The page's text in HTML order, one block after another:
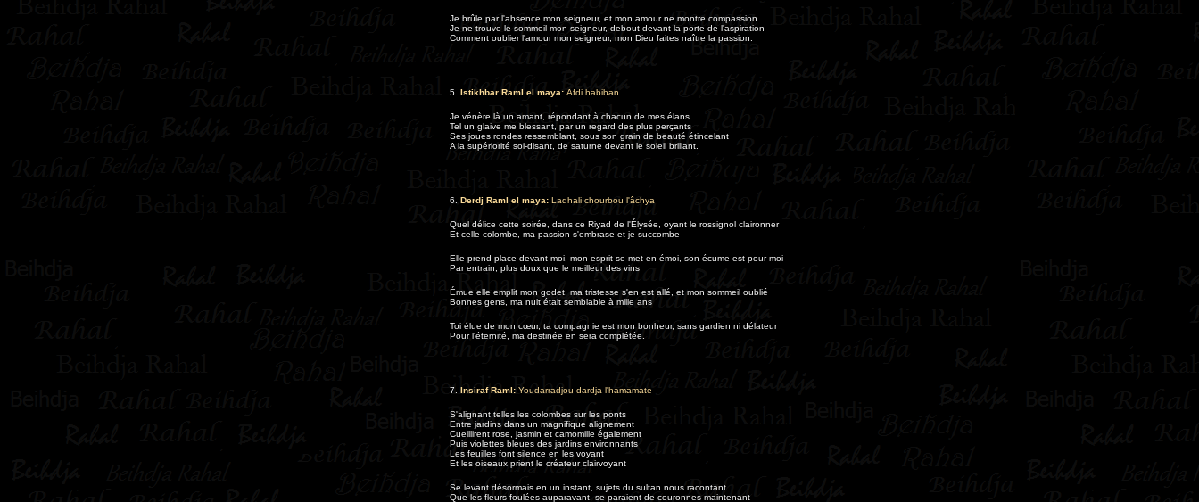
Je brûle par l'absence mon seigneur, et mon amour ne montre compassion
Je ne trouve le sommeil mon seigneur, debout devant la porte de l'aspiration
Comment oublier l'amour mon seigneur, mon Dieu faites naître la passion.
5. Istikhbar Raml el maya: Afdi habiban
Je vénère là un amant, répondant à chacun de mes élans
Tel un glaive me blessant, par un regard des plus perçants
Ses joues rondes ressemblant, sous son grain de beauté étincelant
A la supériorité soi-disant, de saturne devant le soleil brillant.
6. Derdj Raml el maya: Ladhali chourbou l'âchya
Quel délice cette soirée, dans ce Riyad de l'Élysée, oyant le rossignol claironner
Et celle colombe, ma passion s'embrase et je succombe
Elle prend place devant moi, mon esprit se met en émoi, son écume est pour moi
Par entrain, plus doux que le meilleur des vins
Émue elle emplit mon godet, ma tristesse s'en est allé, et mon sommeil oublié
Bonnes gens, ma nuit était semblable à mille ans
Toi élue de mon cœur, ta compagnie est mon bonheur, sans gardien ni délateur
Pour l'éternité, ma destinée en sera complétée.
7. Insiraf Raml: Youdarradjou dardja l'hamamate
S'alignant telles les colombes sur les ponts
Entre jardins dans un magnifique alignement
Cueillirent rose, jasmin et camomille également
Puis violettes bleues des jardins environnants
Les feuilles font silence en les voyant
Et les oiseaux prient le créateur clairvoyant
Se levant désormais en un instant, sujets du sultan nous racontant
Que les fleurs foulées auparavant, se paraient de couronnes maintenant